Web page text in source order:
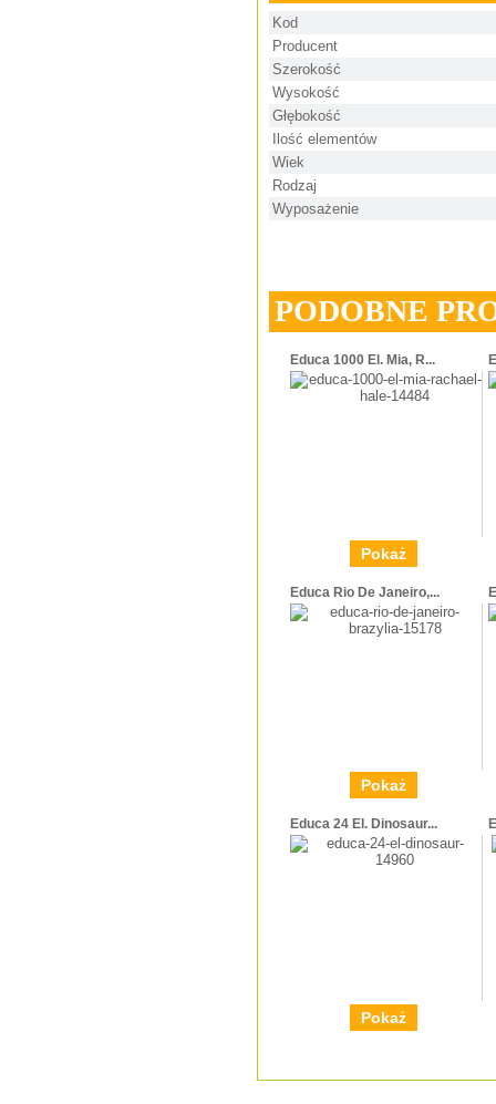
Kod
Producent
Szerokość
Wysokość
Głębokość
Ilość elementów
Wiek
Rodzaj
Wyposażenie
PODOBNE
Educa 1000 El. Mia, R...
Pokaż
Educa Rio De Janeiro,...
Pokaż
Educa 24 El. Dinosaur...
Pokaż